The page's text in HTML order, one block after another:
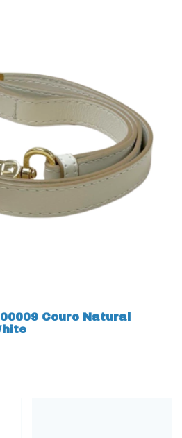
Couro Natural